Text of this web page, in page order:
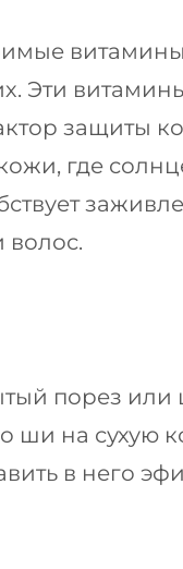
Эти
защиты
где
порез
на сухую
в него